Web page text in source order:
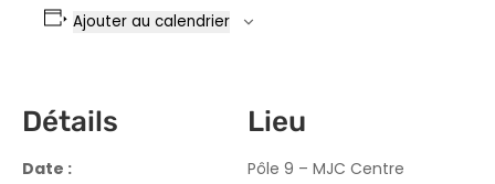
Ajouter au calendrier
Détails
Date :
Lieu
Pôle 9 – MJC Centre